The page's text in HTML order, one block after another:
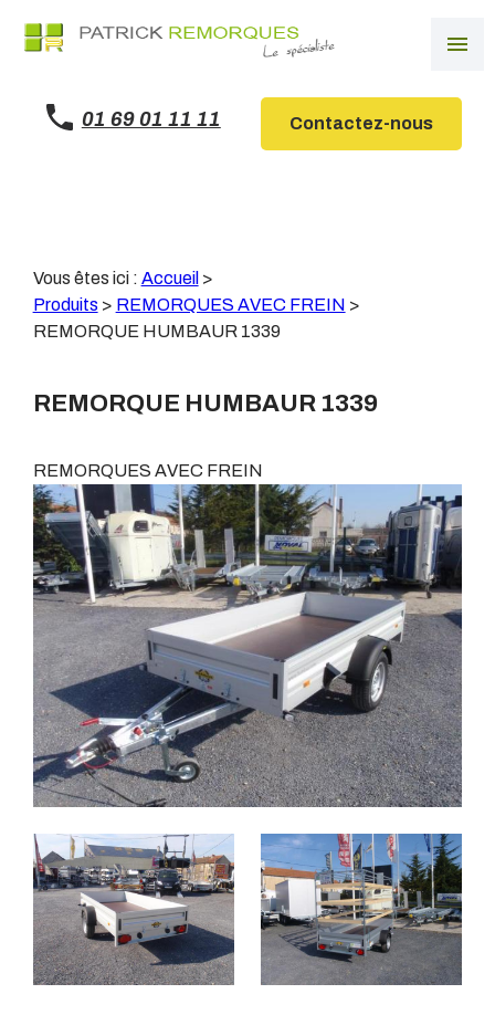
menu
01 69 01 11 11 Contactez-nous
Vous êtes ici : Accueil >
Produits > REMORQUES AVEC FREIN >
REMORQUE HUMBAUR 1339
REMORQUE HUMBAUR 1339
REMORQUES AVEC FREIN